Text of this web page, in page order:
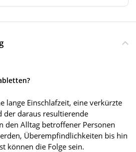
lange Einschlafzeit, eine verkürzte
der daraus resultierende
den Alltag betroffener Personen
Überempfindlichkeiten bis hin
können die Folge sein.